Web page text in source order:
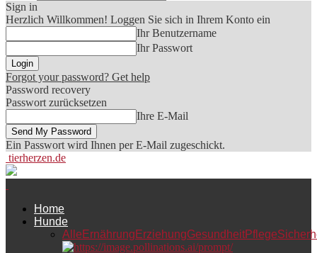
Sign in
Herzlich Willkommen! Loggen Sie sich in Ihrem Konto ein
Ihr Benutzername
Ihr Passwort
Forgot your password? Get help
Password recovery
Passwort zurücksetzen
Ihre E-Mail
Ein Passwort wird Ihnen per E-Mail zugeschickt.
tierherzen.de
Home
Hunde
Alle Ernährung ErziehungGesundheitPflege